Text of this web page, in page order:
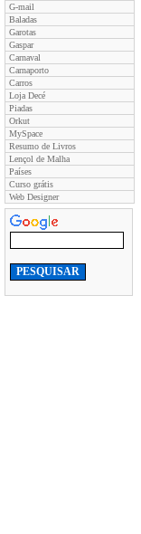
G-mail
Baladas
Garotas
Gaspar
Carnaval
Carnaporto
Carros
Loja Decé
Piadas
Orkut
MySpace
Resumo de Livros
Lençol de Malha
Países
Curso grátis
Web Designer